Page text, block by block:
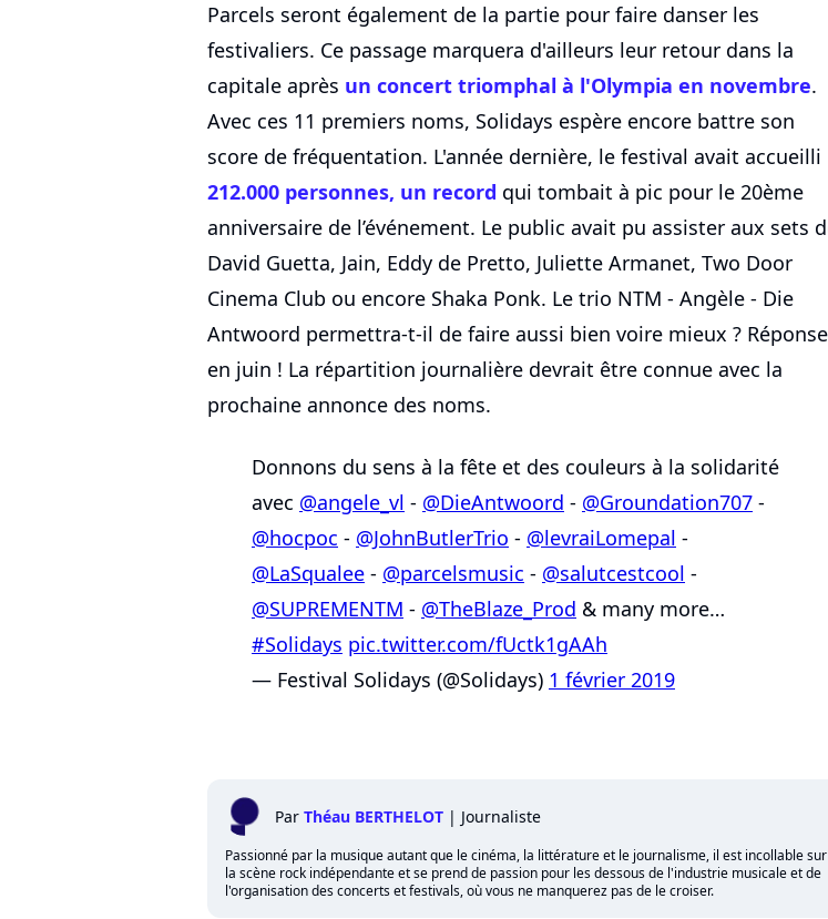
Parcels seront également de la partie pour faire danser les
festivaliers. Ce passage marquera d'ailleurs leur retour dans la
capitale après un concert triomphal à l'Olympia en novembre.
Avec ces 11 premiers noms, Solidays espère encore battre son
score de fréquentation. L'année dernière, le festival avait accueilli
212.000 personnes, un record qui tombait à pic pour le 20ème
anniversaire de l’événement. Le public avait pu assister aux sets
David Guetta, Jain, Eddy de Pretto, Juliette Armanet, Two Door
Cinema Club ou encore Shaka Ponk. Le trio NTM - Angèle - Die
Antwoord permettra-t-il de faire aussi bien voire mieux ? Réponse
en juin ! La répartition journalière devrait être connue avec la
prochaine annonce des noms.
Donnons du sens à la fête et des couleurs à la solidarité
avec @angele_vl - @DieAntwoord - @Groundation707 -
@hocpoc - @JohnButlerTrio - @levraiLomepal -
@LaSqualee - @parcelsmusic - @salutcestcool -
@SUPREMENTM - @TheBlaze_Prod & many more…
#Solidays pic.twitter.com/fUctk1gAAh
— Festival Solidays (@Solidays) 1 février 2019
Par Théau BERTHELOT | Journaliste
Passionné par la musique autant que le cinéma, la littérature et le journalisme, il est incollable sur
la scène rock indépendante et se prend de passion pour les dessous de l'industrie musicale et de
l'organisation des concerts et festivals, où vous ne manquerez pas de le croiser.